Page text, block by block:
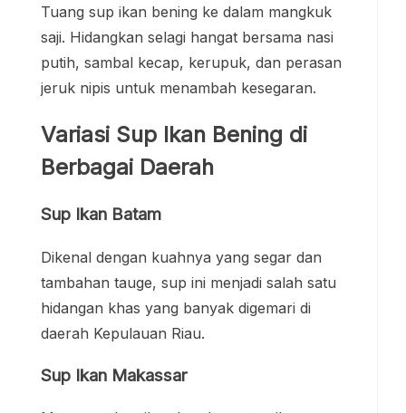
Tuang sup ikan bening ke dalam mangkuk
saji. Hidangkan selagi hangat bersama nasi
putih, sambal kecap, kerupuk, dan perasan
jeruk nipis untuk menambah kesegaran.
Variasi Sup Ikan Bening di
Berbagai Daerah
Sup Ikan Batam
Dikenal dengan kuahnya yang segar dan
tambahan tauge, sup ini menjadi salah satu
hidangan khas yang banyak digemari di
daerah Kepulauan Riau.
Sup Ikan Makassar